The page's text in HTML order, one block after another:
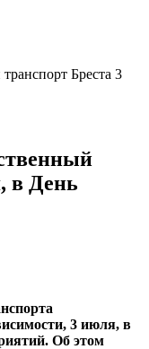
Бреста 3
в День
3 июля, в
Об этом